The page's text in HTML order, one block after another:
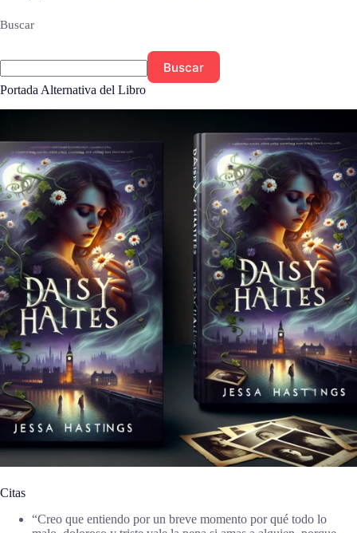
Buscar
Buscar
Portada Alternativa del Libro
Citas
“Creo que entiendo por un breve momento por qué todo lo